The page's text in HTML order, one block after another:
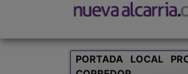
PORTADA LOCAL
Restaurantes Viajes